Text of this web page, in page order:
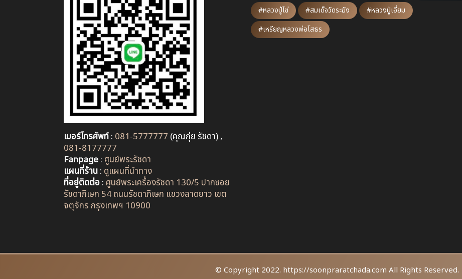
เบอร์โทรศัพท์: 081-5777777 (คุณกุ่ย รัชดา) ,
081-8177777
Fanpage: ศูนย์พระรัชดา
แผนที่ร้าน: ดูแผนที่นำทาง
ที่อยู่ติดต่อ: ศูนย์พระเครื่องรัชดา 130/5 ปากซอย
รัชดาภิเษก 54 ถนนรัชดาภิเษก แขวงลาดยาว เขต
จตุจักร กรุงเทพฯ 10900
#หลวงปู่ไข่
#สมเด็จวัดระฆัง
#หลวงปู่เอี่ยม
#เหรียญหลวงพ่อโสธร
© Copyright 2022. https://soonpraratchada.com All Rights Reserved.